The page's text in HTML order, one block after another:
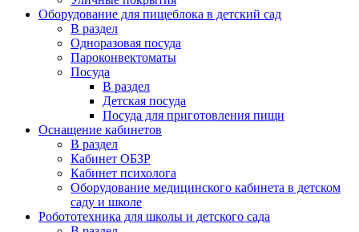
Оборудование для пищеблока в детский сад
В раздел
Одноразовая посуда
Пароконвектоматы
Посуда
В раздел
Детская посуда
Посуда для приготовления пищи
Оснащение кабинетов
В раздел
Кабинет ОБЗР
Кабинет психолога
Оборудование медицинского кабинета в детском
саду и школе
Робототехника для школы и детского сада